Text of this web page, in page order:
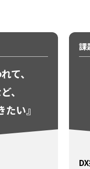
て、
、
い』
課